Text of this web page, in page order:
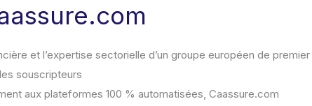
et l’expertise sectorielle d’un groupe européen de premier
souscripteurs
aux plateformes 100 % automatisées, Caassure.com